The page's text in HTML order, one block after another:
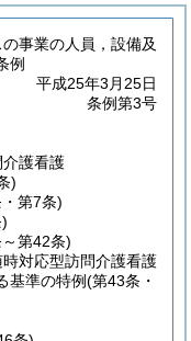
事業の人員，設備及
例
平成25年3月25日
条例第3号
護看護
)
第7条)
第42条)
対応型訪問介護看護
基準の特例(第43条・